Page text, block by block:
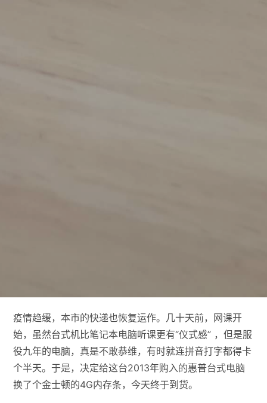
疫情趋缓，本市的快递也恢复运作。几十天前，网课开
始，虽然台式机比笔记本电脑听课更有“仪式感” ，但是服
役九年的电脑，真是不敢恭维，有时就连拼音打字都得卡
个半天。于是，决定给这台2013年购入的惠普台式电脑
换了个金士顿的4G内存条，今天终于到货。